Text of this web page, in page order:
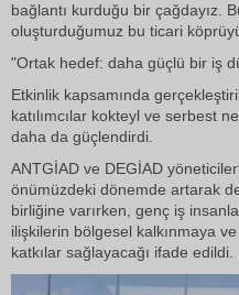
bağlantı kurduğu bir çağdayız.
oluşturduğumuz bu ticari
"Ortak hedef: daha güçlü bir iş
Etkinlik kapsamında
katılımcılar kokteyl ve serbest
daha da güçlendirdi.
ANTGİAD ve DEGİAD
önümüzdeki dönemde artarak
birliğine varırken, genç iş
ilişkilerin bölgesel kalkınmaya
katkılar sağlayacağı ifade edildi.